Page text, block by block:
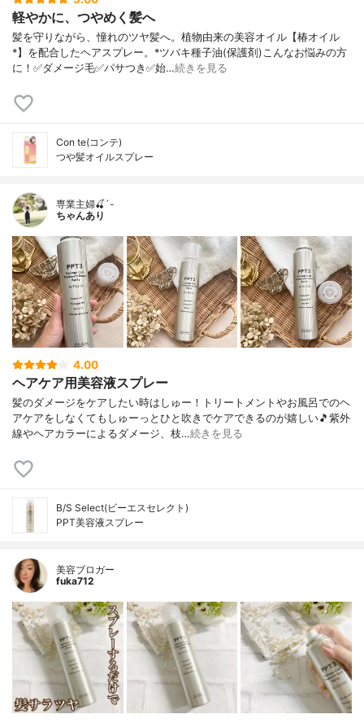
軽やかに、つやめく髪へ
髪を守りながら、憧れのツヤ髪へ。植物由来の美容オイル【椿オイル
*】を配合したヘアスプレー。*ツバキ種子油(保護剤)こんなお悩みの方
に！✅ダメージ毛✅パサつき✅始…続きを見る
Con te(コンテ)
つや髪オイルスプレー
専業主婦🍒´-
ちゃんあり
4.00
ヘアケア用美容液スプレー
髪のダメージをケアしたい時はしゅー！トリートメントやお風呂でのヘ
アケアをしなくてもしゅーっとひと吹きでケアできるのが嬉しい🎵紫外
線やヘアカラーによるダメージ、枝…続きを見る
B/S Select(ビーエスセレクト)
PPT美容液スプレー
美容ブロガー
fuka712